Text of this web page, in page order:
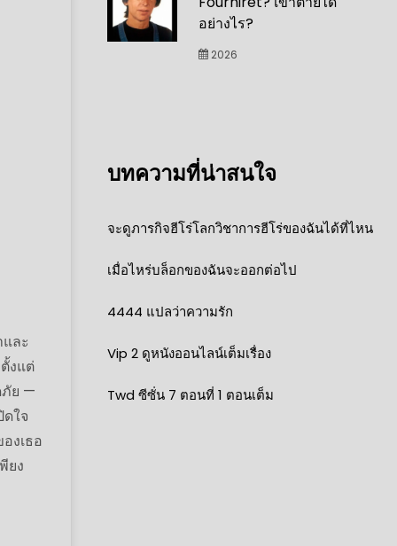
ละ
งแต่
ภัย —
ใจ
งเธอ
ยง
อย่างไร?
2026
บทความที่น่าสนใจ
จะดูภารกิจฮีโร่โลกวิชาการฮีโร่ของฉันได้ที่ไหน
เมื่อไหร่บล็อกของฉันจะออกต่อไป
4444 แปลว่าความรัก
Vip 2 ดูหนังออนไลน์เต็มเรื่อง
Twd ซีซั่น 7 ตอนที่ 1 ตอนเต็ม